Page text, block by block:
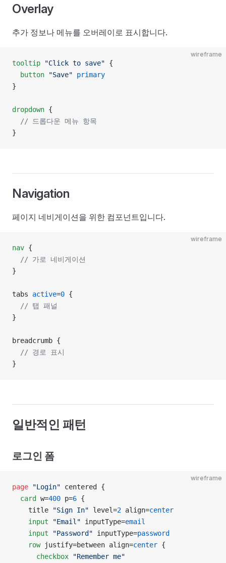
Overlay
추가 정보나 메뉴를 오버레이로 표시합니다.
wireframe
tooltip "Click to save" {
  button
"Save" primary
}
dropdown {
  // 드롭다운 메뉴 항목
}
Navigation
페이지 네비게이션을 위한 컴포넌트입니다.
wireframe
nav {
  // 가로 네비게이션
}
tabs active=0 {
  // 탭 패널
}
breadcrumb {
  // 경로 표시
}
일반적인 패턴
로그인 폼
wireframe
page "Login" centered {
  card
w=400 p=6 {
    title
"Sign In" level=2 align=center
    input
"Email" inputType=email
    input
"Password" inputType=password
    row
justify=between align=center {
      checkbox
"Remember me"